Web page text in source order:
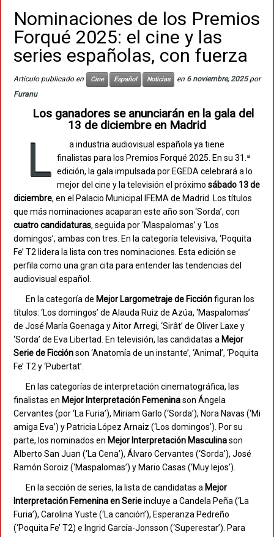
Nominaciones de los Premios
Forqué 2025: el cine y las
series españolas, con fuerza
Artículo publicado en Cine Español Noticias en 6 noviembre, 2025 por
Furanu
Los ganadores se anunciarán en la gala del
13 de diciembre en Madrid
L
a industria audiovisual española ya tiene
finalistas para los Premios Forqué 2025. En su 31.ª
edición, la gala impulsada por EGEDA celebrará a lo
mejor del cine y la televisión el próximo sábado 13 de
diciembre, en el Palacio Municipal IFEMA de Madrid. Los títulos
que más nominaciones acaparan este año son ‘Sorda’, con
cuatro candidaturas, seguida por ‘Maspalomas’ y ‘Los
domingos’, ambas con tres. En la categoría televisiva, ‘Poquita
Fe’ T2 lidera la lista con tres nominaciones. Esta edición se
perfila como una gran cita para entender las tendencias del
audiovisual español.
En la categoría de Mejor Largometraje de Ficciónfiguran los
títulos: ‘Los domingos’ de Alauda Ruiz de Azúa, ‘Maspalomas’
de José María Goenaga y Aitor Arregi, ‘Sirât’ de Oliver Laxe y
‘Sorda’ de Eva Libertad. En televisión, las candidatas a Mejor
Serie de Ficciónson ‘Anatomía de un instante’, ‘Animal’, ‘Poquita
Fe’ T2 y ‘Pubertat’.
En las categorías de interpretación cinematográfica, las
finalistas en Mejor Interpretación Femeninason Ángela
Cervantes (por ‘La Furia’), Miriam Garlo (‘Sorda’), Nora Navas (‘Mi
amiga Eva’) y Patricia López Arnaiz (‘Los domingos’). Por su
parte, los nominados en Mejor Interpretación Masculinason
Alberto San Juan (‘La Cena’), Álvaro Cervantes (‘Sorda’), José
Ramón Soroiz (‘Maspalomas’) y Mario Casas (‘Muy lejos’).
En la sección de series, la lista de candidatas a Mejor
Interpretación Femenina en Serieincluye a Candela Peña (‘La
Furia’), Carolina Yuste (‘La canción’), Esperanza Pedreño
(‘Poquita Fe’ T2) e Ingrid García-Jonsson (‘Superestar’). Para